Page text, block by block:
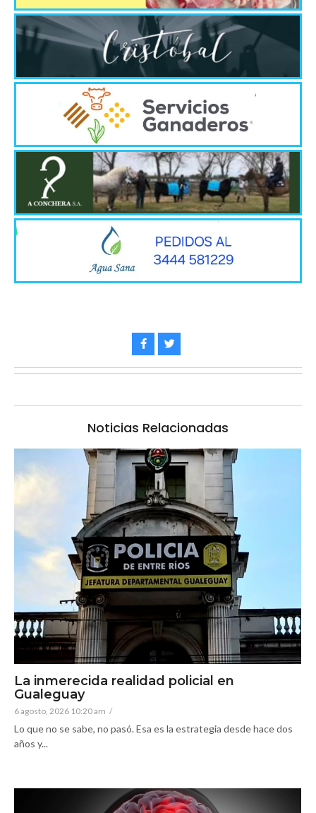
Noticias Relacionadas
La inmerecida realidad policial en
Gualeguay
6 agosto, 2026 10:20 am /
Lo que no se sabe, no pasó. Esa es la estrategia desde hace dos
años y...